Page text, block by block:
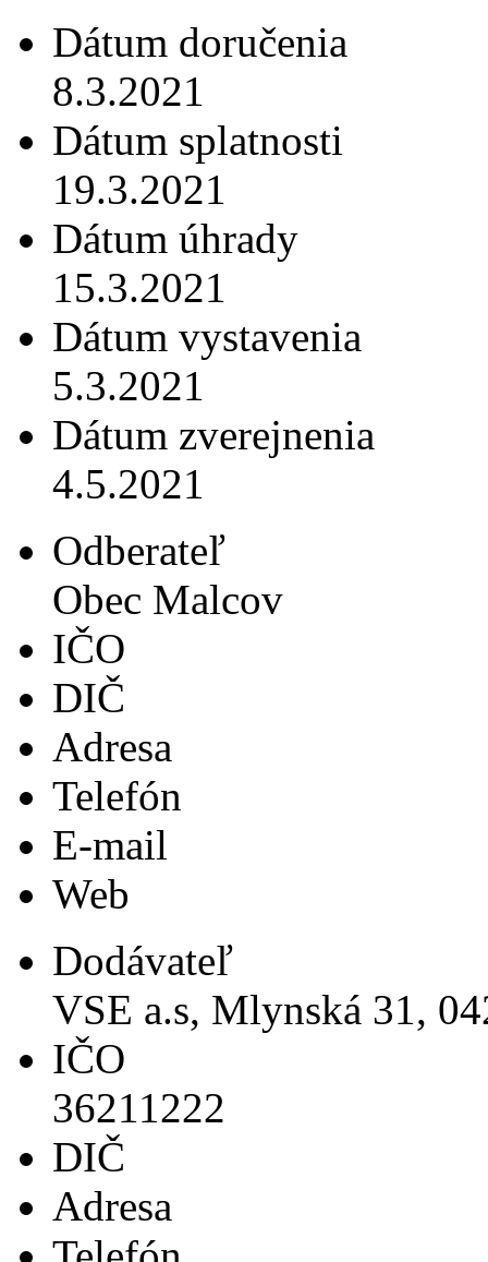
Dátum doručenia
8.3.2021
Dátum splatnosti
19.3.2021
Dátum úhrady
15.3.2021
Dátum vystavenia
5.3.2021
Dátum zverejnenia
4.5.2021
Odberateľ
Obec Malcov
IČO
DIČ
Adresa
Telefón
E-mail
Web
Dodávateľ
VSE a.s, Mlynská 31,
IČO
36211222
DIČ
Adresa